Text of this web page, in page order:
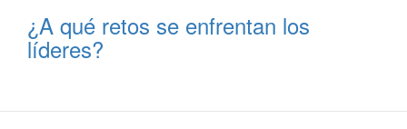
¿A qué retos se enfrentan los
líderes?